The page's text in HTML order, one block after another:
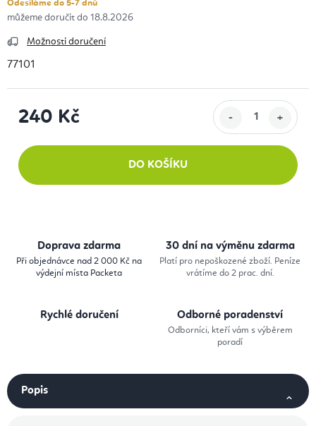
Odesíláme do 5-7 dnů
18.8.2026
Možnosti doručení
77101
240 Kč
DO KOŠÍKU
Doprava zdarma
Při objednávce nad 2 000 Kč na
výdejní místa Packeta
30 dní na výměnu zdarma
Platí pro nepoškozené zboží. Peníze
vrátíme do 2 prac. dní.
Rychlé doručení Odborné poradenství
Odborníci, kteří vám s výběrem
poradí
Popis